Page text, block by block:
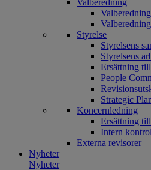
Valberedning
Styrelse
Styrelsens
Styrelsens
Ersättning
People
Strategic
Koncernledning
Ersättning
Intern
Externa revisorer
Nyheter
Nyheter